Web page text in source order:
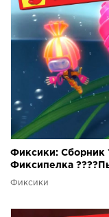
Фиксики: Сборник
Фиксипелка
Фиксики